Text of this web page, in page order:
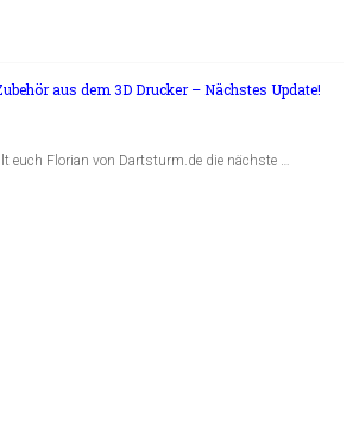
aus dem 3D Drucker – Nächstes Update!
euch Florian von Dartsturm.de die nächste …